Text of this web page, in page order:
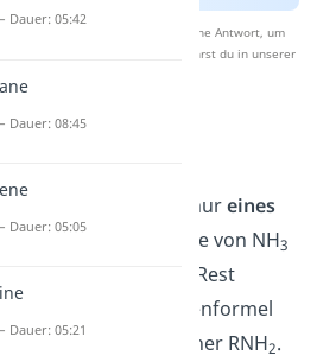
Beantwortung speichern wir deine Antwort, um
zu verbessern. Mehr dazu erfährst du in unserer
Aminen ist nureines
drei Wasserstoffatome von NH3
einen organischen Rest
Die Summenformel
Amine lautet daher RNH2.
Dauer: 05:42
Dauer: 08:45
Dauer: 05:05
Dauer: 05:21